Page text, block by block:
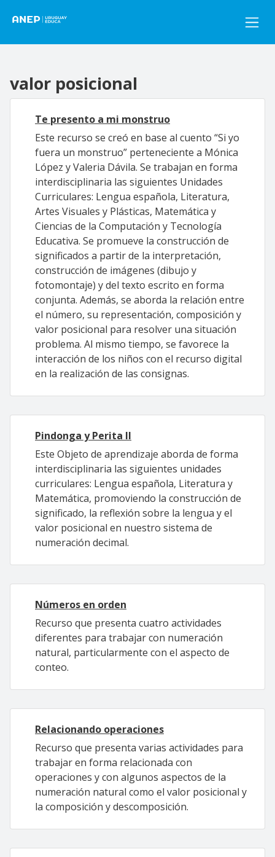
valor posicional
Te presento a mi monstruo
Este recurso se creó en base al cuento “Si yo
fuera un monstruo” perteneciente a Mónica
López y Valeria Dávila. Se trabajan en forma
interdisciplinaria las siguientes Unidades
Curriculares: Lengua española, Literatura,
Artes Visuales y Plásticas, Matemática y
Ciencias de la Computación y Tecnología
Educativa. Se promueve la construcción de
significados a partir de la interpretación,
construcción de imágenes (dibujo y
fotomontaje) y del texto escrito en forma
conjunta. Además, se aborda la relación entre
el número, su representación, composición y
valor posicional para resolver una situación
problema. Al mismo tiempo, se favorece la
interacción de los niños con el recurso digital
en la realización de las consignas.
Pindonga y Perita II
Este Objeto de aprendizaje aborda de forma
interdisciplinaria las siguientes unidades
curriculares: Lengua española, Literatura y
Matemática, promoviendo la construcción de
significado, la reflexión sobre la lengua y el
valor posicional en nuestro sistema de
numeración decimal.
Números en orden
Recurso que presenta cuatro actividades
diferentes para trabajar con numeración
natural, particularmente con el aspecto de
conteo.
Relacionando operaciones
Recurso que presenta varias actividades para
trabajar en forma relacionada con
operaciones y con algunos aspectos de la
numeración natural como el valor posicional y
la composición y descomposición.